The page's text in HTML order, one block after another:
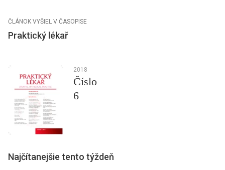
ČLÁNOK VYŠIEL V ČASOPISE
Praktický lékař
2018
Číslo
6
Najčítanejšie tento týždeň